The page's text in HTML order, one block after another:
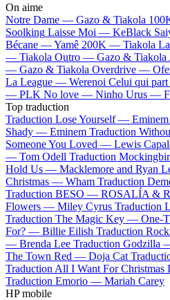
On aime
Notre Dame — Gazo & Tiakola
Soolking Laisse Moi — KeBlack
Bécane —Yamê 200K — Tiakola
— Tiakola Outro — Gazo & Tiakola
— Gazo & Tiakola Overdrive —
La League — Werenoi Celui qui
— PLK No love — Ninho Urus —
Top traduction
Traduction Lose Yourself — Eminem
Shady — Eminem Traduction
Someone You Loved — Lewis
— Tom Odell Traduction
Hold Us — Macklemore and Ryan
Christmas — Wham Traduction
Traduction BESO — ROSALÍA &
Flowers — Miley Cyrus Traduction
Traduction The Magic Key — One-T
For? — Billie Eilish Traduction
— Brenda Lee Traduction Godzilla
The Town Red — Doja Cat
Traduction All I Want For
Traduction Emorio — Mariah Carey
HP mobile